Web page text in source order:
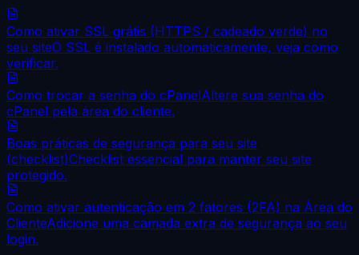
Como ativar SSL grátis (HTTPS / cadeado verde) no
seu siteO SSL é instalado automaticamente, veja como
verificar.
Como trocar a senha do cPanelAltere sua senha do
cPanel pela área do cliente.
Boas práticas de segurança para seu site
(checklist)Checklist essencial para manter seu site
protegido.
Como ativar autenticação em 2 fatores (2FA) na Área do
ClienteAdicione uma camada extra de segurança ao seu
login.